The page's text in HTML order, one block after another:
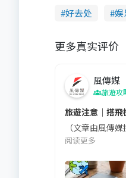
好去处 娱
更多真实评价
風傳媒
旅遊攻
旅遊注意｜搭飛
（文章由風傳
阅读更多